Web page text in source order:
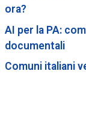
ora?
AI per la PA:
documentali
Comuni italiani